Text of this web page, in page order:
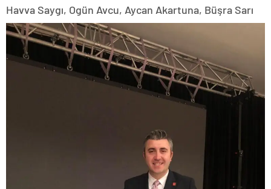
Havva Saygı, Ogün Avcu, Aycan Akartuna, Büşra Sarı